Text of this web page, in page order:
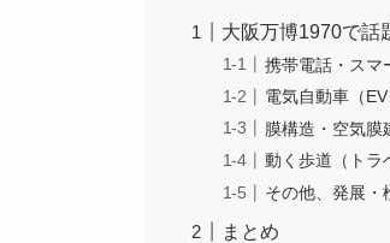
大阪万博1970で話
携帯電話・スマ
電気自動車（EV
膜構造・空気膜
動く歩道（トラ
その他、発展・
まとめ